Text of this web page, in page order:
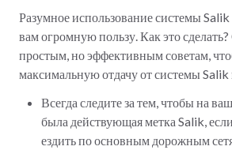
Разумное использование системы
вам огромную пользу. Как это
простым, но эффективным советам,
максимальную отдачу от системы Salik
Всегда следите за тем, чтобы на
была действующая метка Salik,
ездить по основным дорожным